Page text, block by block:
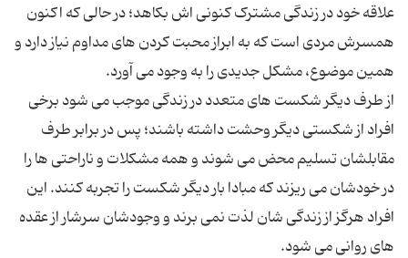
علاقه خود در زندگی مشترک کنونی اش بکاهد؛ در حالی که اکنون
همسرش مردی است که به ابراز محبت کردن های مداوم نیاز دارد و
از طرف دیگر شکست های متعدد در زندگی موجب می شود برخی
افراد از شکستی دیگر وحشت داشته باشند؛ پس در برابر طرف
مقابلشان تسلیم محض می شوند و همه مشکلات و ناراحتی ها را
در خودشان می ریزند که مبادا بار دیگر شکست را تجربه کنند. این
افراد هرگز از زندگی شان لذت نمی برند و وجودشان سرشار از عقده